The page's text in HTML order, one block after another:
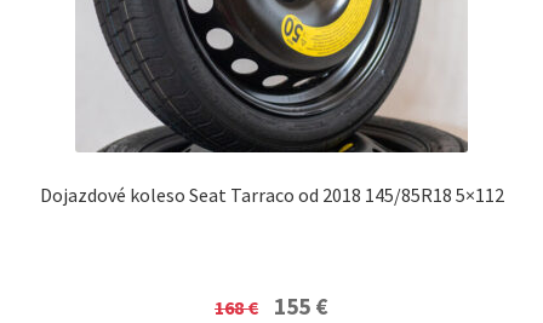
Dojazdové koleso Seat Tarraco od 2018 145/85R18 5×112
168€
Original
155 €Current